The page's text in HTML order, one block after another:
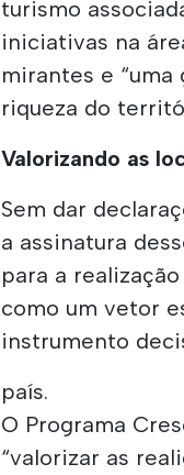
turismo
iniciativas na
mirantes e
riqueza do
Valorizando as
Sem dar
a assinatura
para a
como um vetor
instrumento
país.
O Programa
“valorizar as